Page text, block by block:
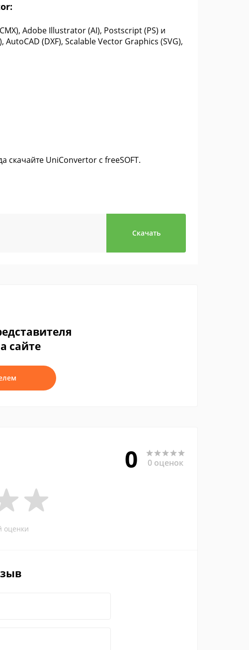
Adobe Illustrator (AI), Postscript (PS) и
(DXF), Scalable Vector Graphics (SVG),
скачайте UniConvertor с freeSOFT.
Скачать
сайте
0 0 оценок
оценки